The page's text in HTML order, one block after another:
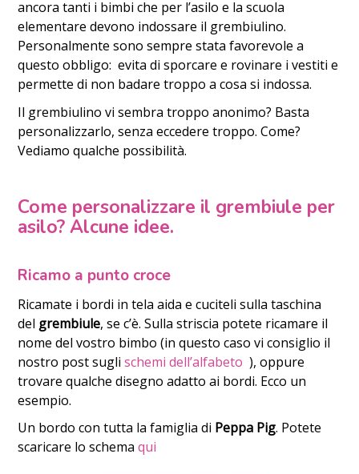
ancora tanti i bimbi che per l’asilo e la scuola
elementare devono indossare il grembiulino.
Personalmente sono sempre stata favorevole a
questo obbligo: evita di sporcare e rovinare i vestiti e
permette di non badare troppo a cosa si indossa.
Il grembiulino vi sembra troppo anonimo? Basta
personalizzarlo, senza eccedere troppo. Come?
Vediamo qualche possibilità.
Come personalizzare il grembiule per
asilo? Alcune idee.
Ricamo a punto croce
Ricamate i bordi in tela aida e cuciteli sulla taschina
del grembiule, se c’è. Sulla striscia potete ricamare il
nome del vostro bimbo (in questo caso vi consiglio il
nostro post suglischemi dell’alfabeto ), oppure
trovare qualche disegno adatto ai bordi. Ecco un
esempio.
Un bordo con tutta la famiglia di Peppa Pig. Potete
scaricare lo schemaqui